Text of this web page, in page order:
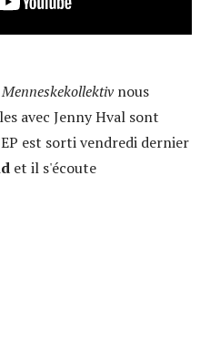
Menneskekollektivnous
avec Jenny Hval sont
est sorti vendredi dernier
et il s'écoute